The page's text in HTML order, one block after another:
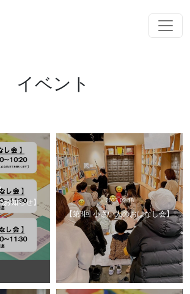
ーション
イベント
知らせ】 2023.02.18
【第3回 小さい人のおはなし会】